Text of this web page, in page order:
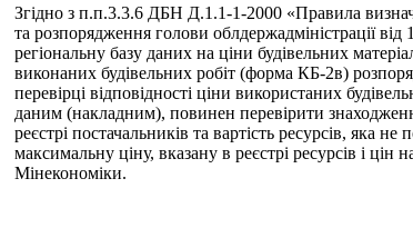
Згідно з п.п.3.3.6 ДБН Д.1.1-1-2000 «Правила
та розпорядження голови облдержадміністрації
регіональну базу даних на ціни будівельних
виконаних будівельних робіт (форма КБ-2в)
перевірці відповідності ціни використаних
даним (накладним), повинен перевірити
реєстрі постачальників та вартість ресурсів, яка
максимальну ціну, вказану в реєстрі ресурсів і цін
Мінекономіки.